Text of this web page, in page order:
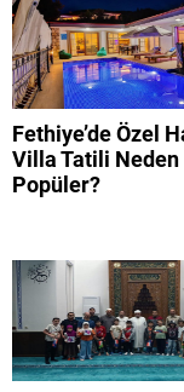
Fethiye’de Özel
Villa Tatili Neden
Popüler?